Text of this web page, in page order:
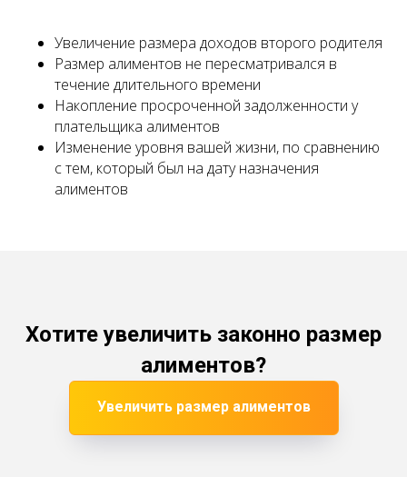
Увеличение размера доходов второго родителя
Размер алиментов не пересматривался в
течение длительного времени
Накопление просроченной задолженности у
плательщика алиментов
Изменение уровня вашей жизни, по сравнению
с тем, который был на дату назначения
алиментов
Хотите увеличить законно размер
алиментов?
Увеличить размер алиментов